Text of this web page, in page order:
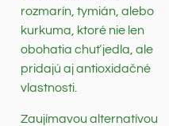
rozmarín, tymián, alebo
kurkuma, ktoré nie len
obohatia chuť jedla, ale
pridajú aj antioxidačné
vlastnosti.
Zaujímavou alternatívou